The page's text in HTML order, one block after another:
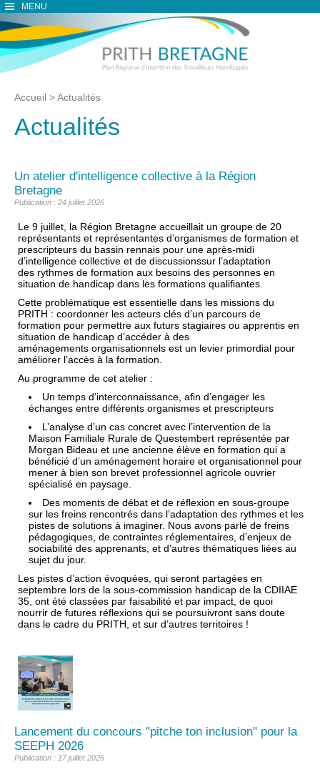
MENU
Accueil >Actualités
Actualités
Un atelier d'intelligence collective à la Région
Bretagne
Publication : 24 juillet 2026
Le 9 juillet, la Région Bretagne accueillait un groupe de 20
représentants et représentantes d’organismes de formation et
prescripteurs du bassin rennais pour une après-midi
d’intelligence collective et de discussionssur l’adaptation
des rythmes de formation aux besoins des personnes en
situation de handicap dans les formations qualifiantes.
Cette problématique est essentielle dans les missions du
PRITH : coordonner les acteurs clés d’un parcours de
formation pour permettre aux futurs stagiaires ou apprentis en
situation de handicap d’accéder à des
aménagements organisationnels est un levier primordial pour
améliorer l’accès à la formation.
Au programme de cet atelier :
Un temps d’interconnaissance, afin d’engager les
échanges entre différents organismes et prescripteurs
L’analyse d’un cas concret avec l’intervention de la
Maison Familiale Rurale de Questembert représentée par
Morgan Bideau et une ancienne élève en formation qui a
bénéficié d’un aménagement horaire et organisationnel pour
mener à bien son brevet professionnel agricole ouvrier
spécialisé en paysage
Des moments de débat et de réflexion en sous-groupe
sur les freins rencontrés dans l’adaptation des rythmes et les
pistes de solutions à imaginer. Nous avons parlé de freins
pédagogiques, de contraintes réglementaires, d’enjeux de
sociabilité des apprenants, et d’autres thématiques liées au
sujet du jour.
Les pistes d’action évoquées, qui seront partagées en
septembre lors de la sous-commission handicap de la CDIIAE
35 , ont été classées par faisabilité et par impact, de quoi
nourrir de futures réflexions qui se poursuivront sans doute
dans le cadre du PRITH, et sur d’autres territoires !
Lancement du concours "pitche ton inclusion" pour la
SEEPH 2026
Publication : 17 juillet 2026